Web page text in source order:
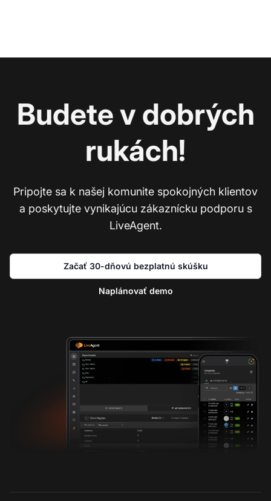
Budete v dobrých
rukách!
Pripojte sa k našej komunite spokojných klientov
a poskytujte vynikajúcu zákaznícku podporu s
LiveAgent.
Začať 30-dňovú bezplatnú skúšku
Naplánovať demo